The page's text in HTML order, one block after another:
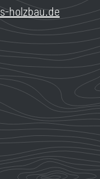
holzbau.de